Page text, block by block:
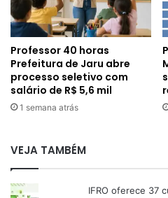
Professor 40 horas
Prefeitura de Jaru abre
processo seletivo com
salário de R$ 5,6 mil
1 semana atrás
VEJA TAMBÉM
IFRO oferece 37